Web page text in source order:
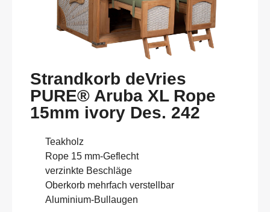
Strandkorb deVries
PURE® Aruba XL Rope
15mm ivory Des. 242
Teakholz
Rope 15 mm-Geflecht
verzinkte Beschläge
Oberkorb mehrfach verstellbar
Aluminium-Bullaugen